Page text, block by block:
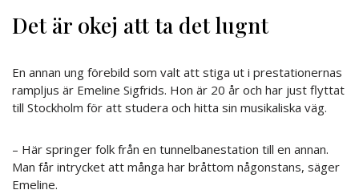
Det är okej att ta det lugnt
En annan ung förebild som valt att stiga ut i prestationernas
rampljus är Emeline Sigfrids. Hon är 20 år och har just flyttat
till Stockholm för att studera och hitta sin musikaliska väg.
– Här springer folk från en tunnelbanestation till en annan.
Man får intrycket att många har bråttom någonstans, säger
Emeline.